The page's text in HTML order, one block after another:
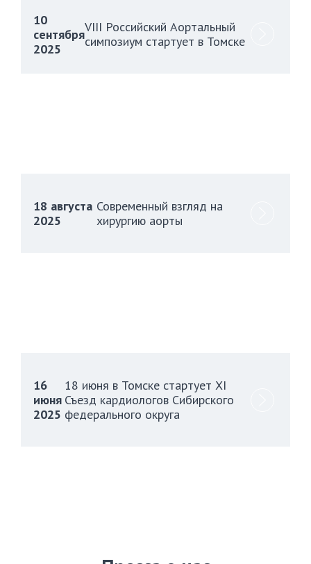
10
сентября
2025
VIII Российский Аортальный
симпозиум стартует в Томске
18 августа
2025
Современный взгляд на
хирургию аорты
16
июня
2025
18 июня в Томске стартует XI
Съезд кардиологов Сибирского
федерального округа